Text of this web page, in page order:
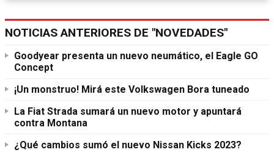
NOTICIAS ANTERIORES DE "NOVEDADES"
Goodyear presenta un nuevo neumático, el Eagle GO
Concept
¡Un monstruo! Mirá este Volkswagen Bora tuneado
La Fiat Strada sumará un nuevo motor y apuntará
contra Montana
¿Qué cambios sumó el nuevo Nissan Kicks 2023?